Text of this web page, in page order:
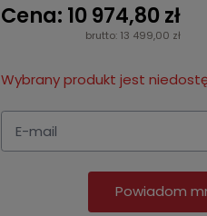
Cena: 10 974,80 zł
brutto: 13 499,00 zł
Wybrany produkt jest
Powiadom